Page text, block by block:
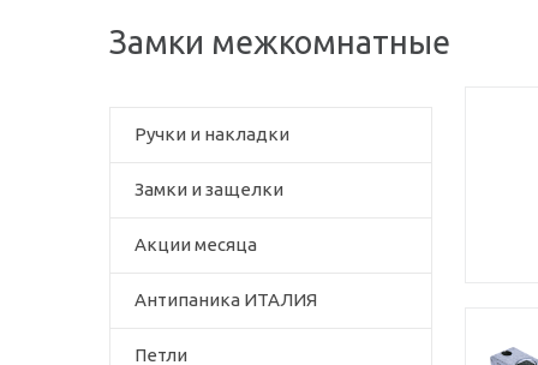
Замки межкомнатные
Ручки и накладки
Замки и защелки
Акции месяца
Антипаника ИТАЛИЯ
Петли